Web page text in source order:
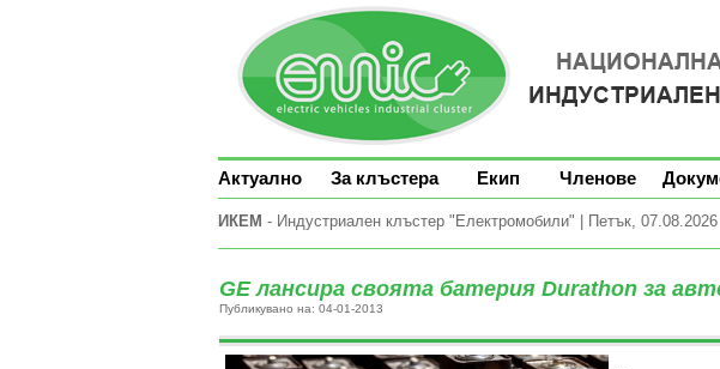
Актуално За клъстера Екип Членове
ИКЕМ - Индустриален клъстер "Електромобили" | Петък, 07.08.2026 |
GE лансира своята батерия Durathon за
Публикувано на: 04-01-2013